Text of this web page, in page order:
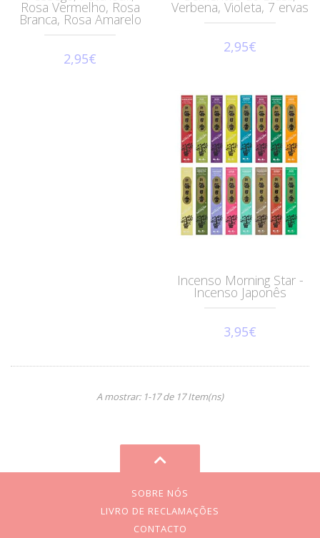
Rosa Vermelho, Rosa
Branca, Rosa Amarelo
2,95€
Verbena, Violeta, 7 ervas
2,95€
Incenso Morning Star -
Incenso Japonês
3,95€
A mostrar: 1-17 de 17 Item(ns)
SOBRE NÓS
LIVRO DE RECLAMAÇÕES
CONTACTO